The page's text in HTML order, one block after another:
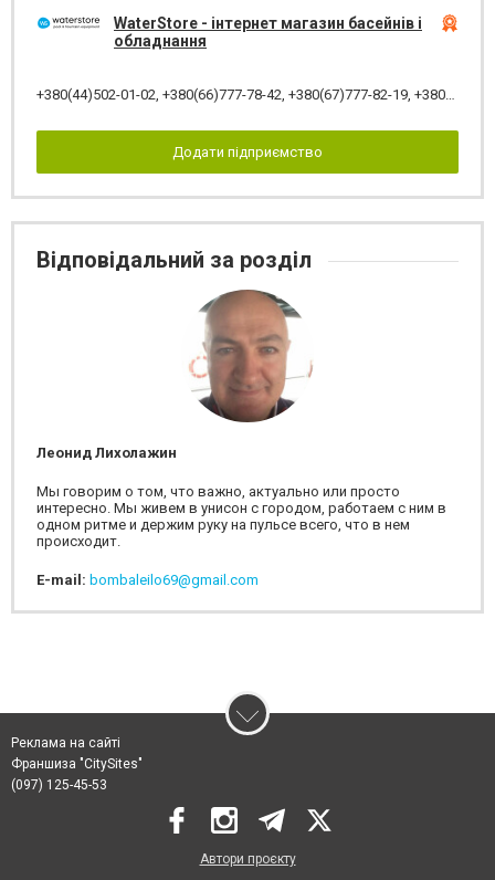
WaterStore - інтернет магазин басейнів і
обладнання
+380(44)502-01-02 +380(66)777-78-42 +380(67)777-82-19 +380(67)890-80-80
Додати підприємство
Відповідальний за розділ
Леонид Лихолажин
Мы говорим о том, что важно, актуально или просто
интересно. Мы живем в унисон с городом, работаем с ним в
одном ритме и держим руку на пульсе всего, что в нем
происходит.
E-mail: bombaleilo69@gmail.com
Реклама на сайті
Франшиза "CitySites"
(097) 125-45-53
Автори проєкту